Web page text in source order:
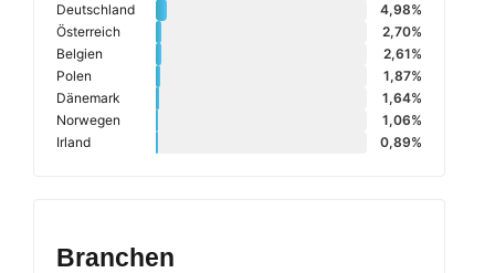
Deutschland
4,98%
Österreich
2,70%
Belgien
2,61%
Polen
1,87%
Dänemark
1,64%
Norwegen
1,06%
Irland
0,89%
Branchen